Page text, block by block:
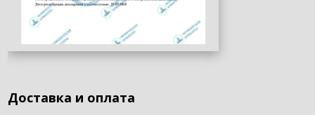
Доставка и оплата